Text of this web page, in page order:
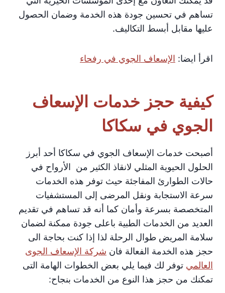
تساهم في تحسين جودة هذه الخدمة وضمان الحصول
عليها مقابل أبسط التكاليف.
اقرأ ايضا: الإسعاف الجوي في رفحاء
كيفية حجز خدمات الإسعاف
الجوي في سكاكا
أصبحت خدمات الإسعاف الجوي في سكاكا أحد أبرز
الحلول الحيوية المثلي لانقاذ الكثير من الأرواح في
حالات الطوارئ المفاجئة حيث توفر هذه الخدمات
سرعة الاستجابة ونقل المرضى إلى المستشفيات
المتخصصة بسرعة وأمان كما أنه قد تساهم في تقديم
العديد من الخدمات الطبية باعلى جودة ممكنة لضمان
سلامة المريض طوال الرحلة لذا إذا كنت بحاجة الى
حجز هذه الخدمة الفعالة فان شركة الإسعاف الجوى
العالمي توفر لك فيما يلي بعض الخطوات الهامة التى
تمكنك من حجز هذا النوع من الخدمات بنجاح: